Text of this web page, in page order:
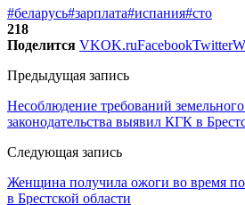
#беларусь#зарплата#испания#сто
218
Поделится VKOK.ruFacebookTwitter
Предыдущая запись
Несоблюдение требований
законодательства выявил КГК в
Следующая запись
Женщина получила ожоги во время
в Брестской области